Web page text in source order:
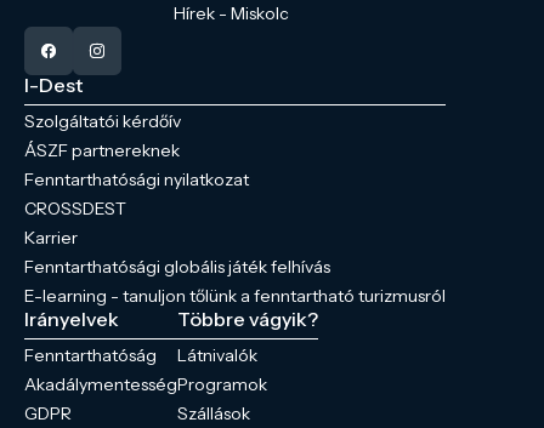
Hírek - Miskolc
I-Dest
Szolgáltatói kérdőív
ÁSZF partnereknek
Fenntarthatósági nyilatkozat
CROSSDEST
Karrier
Fenntarthatósági globális játék felhívás
E-learning - tanuljon tőlünk a fenntartható turizmusról
Irányelvek
Fenntarthatóság
Akadálymentesség
GDPR
Többre vágyik?
Látnivalók
Programok
Szállások